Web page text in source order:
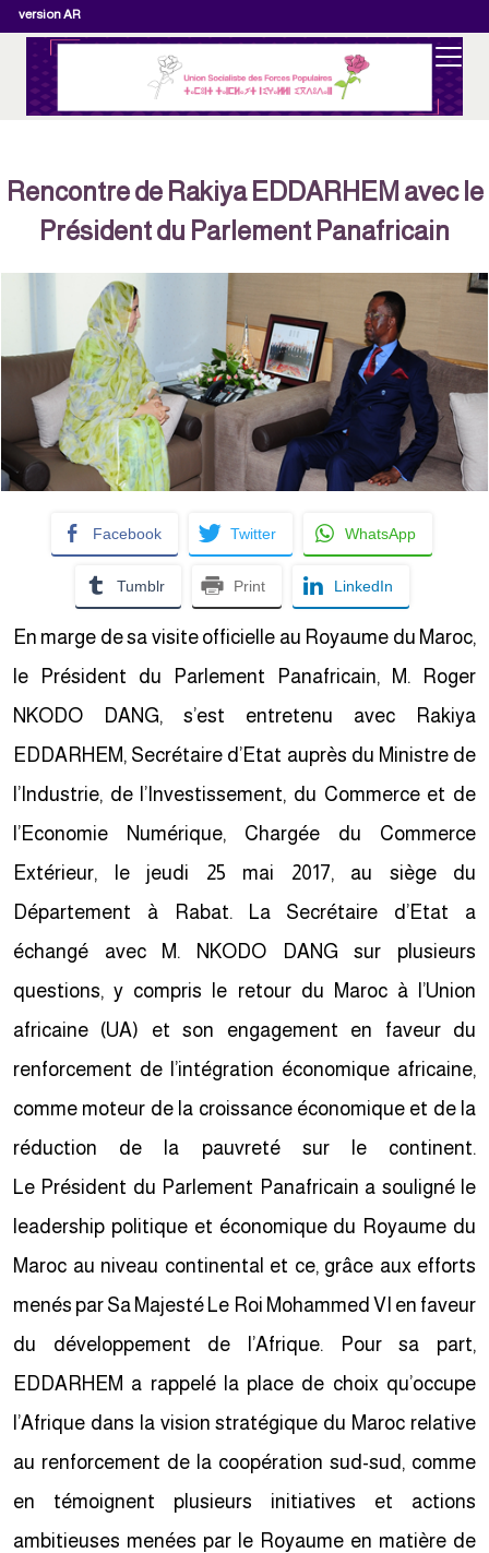
version AR
Rencontre de Rakiya EDDARHEM avec le
Président du Parlement Panafricain
Facebook Twitter WhatsApp
Tumblr Print LinkedIn
En marge de sa visite officielle au Royaume du Maroc,
le Président du Parlement Panafricain, M. Roger
NKODO DANG, s’est entretenu avec Rakiya
EDDARHEM, Secrétaire d’Etat auprès du Ministre de
l’Industrie, de l’Investissement, du Commerce et de
l’Economie Numérique, Chargée du Commerce
Extérieur, le jeudi 25 mai 2017, au siège du
Département à Rabat. La Secrétaire d’Etat a
échangé avec M. NKODO DANG sur plusieurs
questions, y compris le retour du Maroc à l’Union
africaine (UA) et son engagement en faveur du
renforcement de l’intégration économique africaine,
comme moteur de la croissance économique et de la
réduction de la pauvreté sur le continent.
Le Président du Parlement Panafricain a souligné le
leadership politique et économique du Royaume du
Maroc au niveau continental et ce, grâce aux efforts
menés par Sa Majesté Le Roi Mohammed VI en faveur
du développement de l’Afrique. Pour sa part,
EDDARHEM a rappelé la place de choix qu’occupe
l’Afrique dans la vision stratégique du Maroc relative
au renforcement de la coopération sud-sud, comme
en témoignent plusieurs initiatives et actions
ambitieuses menées par le Royaume en matière de